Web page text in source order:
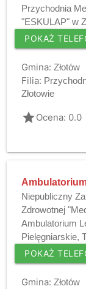
Przychodnia
"ESKULAP" w
POKAŻ
Gmina: Złotów
Filia:
Złotowie
gradeOcena: 0.0
Niepubliczny
Zdrowotnej
Ambulatorium
Pielęgniarskie,
POKAŻ
Gmina: Złotów